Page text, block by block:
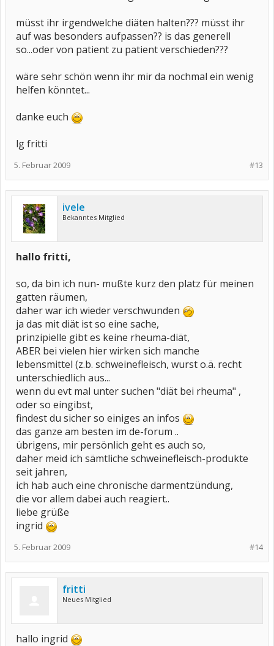
kann...jede bewegung ist horror...ist das mit der richtigen
medikamenten therapie in den griff zu bekommen???
leider kenne ich mich einfach mit dem thema noch viel zu wenig
aus...wäre dir dankbar wenn du mir vielleicht ein bisschen
ich danke dir schon mal jetzt..
fritti
müsst ihr irgendwelche diäten halten??? müsst ihr
auf was besonders aufpassen?? is das generell
so...oder von patient zu patient verschieden???
wäre sehr schön wenn ihr mir da nochmal ein wenig
helfen könntet...
danke euch
lg fritti
#13
5. Februar 2009
ivele
Bekanntes Mitglied
hallo fritti,
so, da bin ich nun- mußte kurz den platz für meinen
gatten räumen,
daher war ich wieder verschwunden
ja das mit diät ist so eine sache,
prinzipielle gibt es keine rheuma-diät,
ABER bei vielen hier wirken sich manche
lebensmittel (z.b. schweinefleisch, wurst o.ä. recht
unterschiedlich aus...
wenn du evt mal unter suchen "diät bei rheuma" ,
oder so eingibst,
findest du sicher so einiges an infos
das ganze am besten im de-forum ..
übrigens, mir persönlich geht es auch so,
daher meid ich sämtliche schweinefleisch-produkte
seit jahren,
ich hab auch eine chronische darmentzündung,
die vor allem dabei auch reagiert..
liebe grüße
ingrid
#14
5. Februar 2009
fritti
Neues Mitglied
hallo ingrid